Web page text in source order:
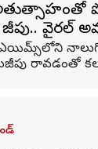
వైరల్
రావడంతో